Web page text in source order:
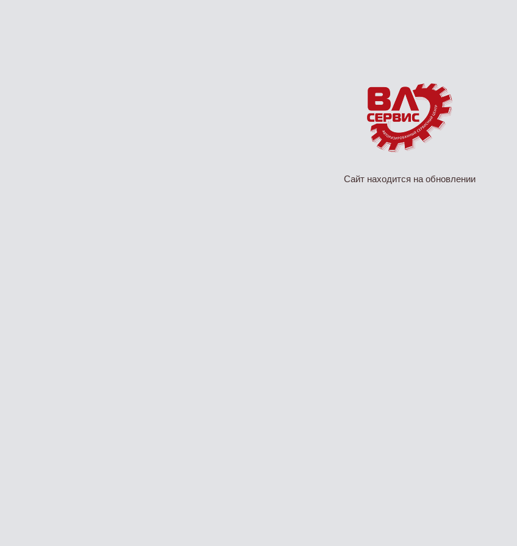
Сайт находится на обновлении